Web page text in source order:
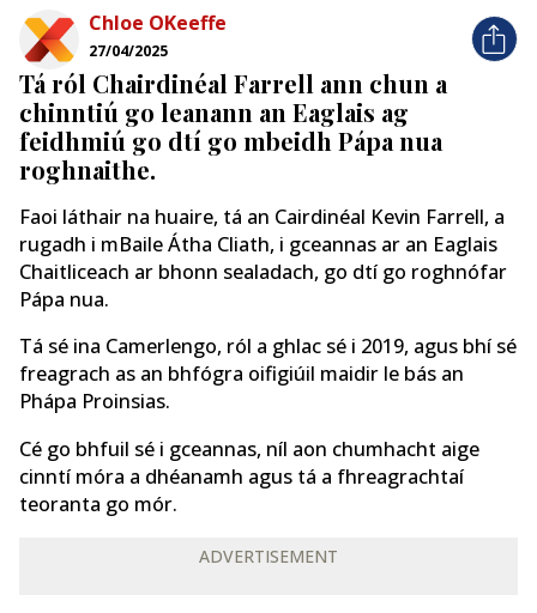
Chloe OKeeffe
27/04/2025
Tá ról Chairdinéal Farrell ann chun a
chinntiú go leanann an Eaglais ag
feidhmiú go dtí go mbeidh Pápa nua
roghnaithe.
Faoi láthair na huaire, tá an Cairdinéal Kevin Farrell, a
rugadh i mBaile Átha Cliath, i gceannas ar an Eaglais
Chaitliceach ar bhonn sealadach, go dtí go roghnófar
Pápa nua.
Tá sé ina Camerlengo, ról a ghlac sé i 2019, agus bhí sé
freagrach as an bhfógra oifigiúil maidir le bás an
Phápa Proinsias.
Cé go bhfuil sé i gceannas, níl aon chumhacht aige
cinntí móra a dhéanamh agus tá a fhreagrachtaí
teoranta go mór.
ADVERTISEMENT